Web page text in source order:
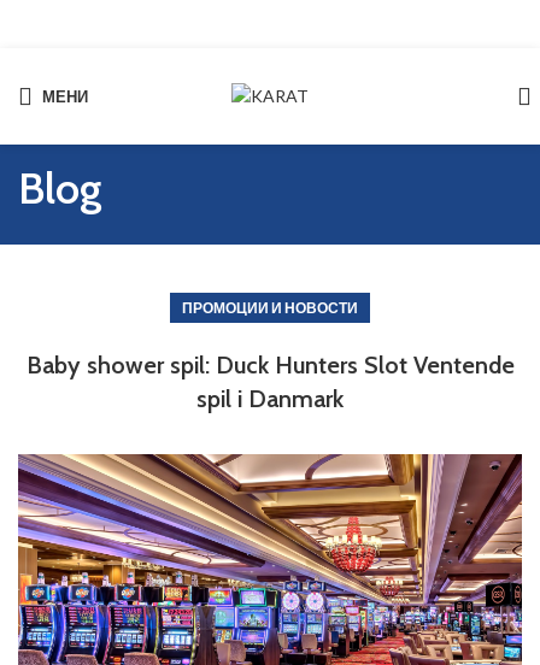
МЕНИ
Blog
ПРОМОЦИИ И НОВОСТИ
Baby shower spil: Duck Hunters Slot Ventende
spil i Danmark